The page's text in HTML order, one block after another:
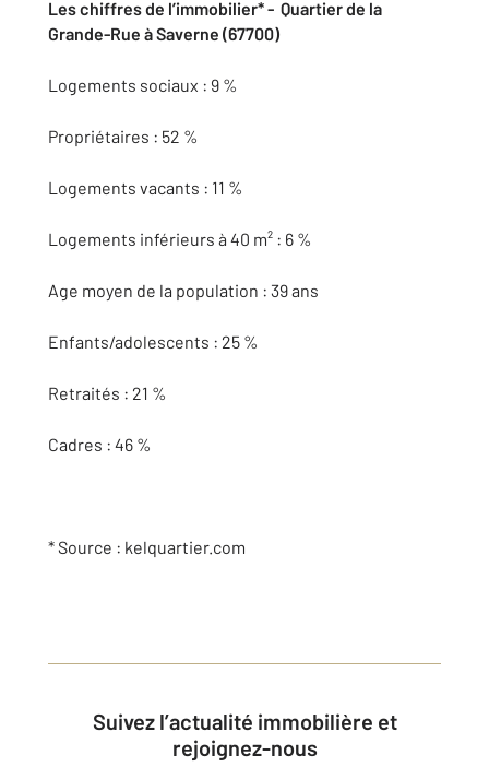
Les chiffres de l’immobilier* - Quartier de la
Grande-Rue à Saverne (67700)
Logements sociaux : 9 %
Propriétaires : 52 %
Logements vacants : 11 %
Logements inférieurs à 40 m² : 6 %
Age moyen de la population : 39 ans
Enfants/adolescents : 25 %
Retraités : 21 %
Cadres : 46 %
* Source : kelquartier.com
Suivez l’actualité immobilière et
rejoignez-nous